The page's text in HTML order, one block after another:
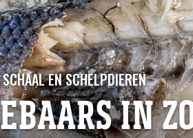
EN SCHELPDIEREN
IN